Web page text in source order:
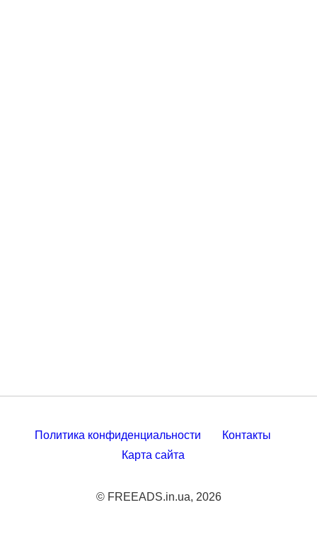
Политика конфиденциальности
Контакты
Карта сайта
© FREEADS.in.ua, 2026